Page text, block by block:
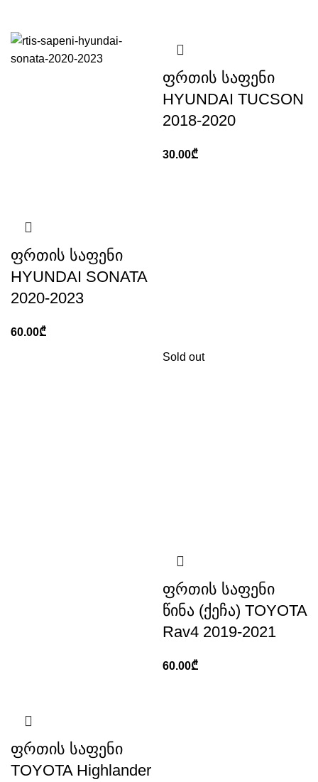
ფრთის საფენი
HYUNDAI SONATA
2020-2023
60.00₾
ფრთის საფენი
HYUNDAI TUCSON
2018-2020
30.00₾
ფრთის საფენი
TOYOTA Highlander
Sold out
ფრთის საფენი
წინა (ქეჩა) TOYOTA
Rav4 2019-2021
60.00₾